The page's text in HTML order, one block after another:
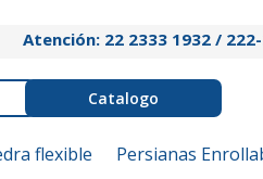
Atención: 22 2333 1932 /
Catalogo
flexible
Persianas